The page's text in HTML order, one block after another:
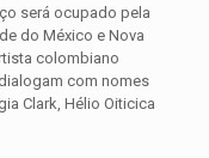
será ocupado pela
do México e Nova
colombiano
com nomes
Clark, Hélio Oiticica